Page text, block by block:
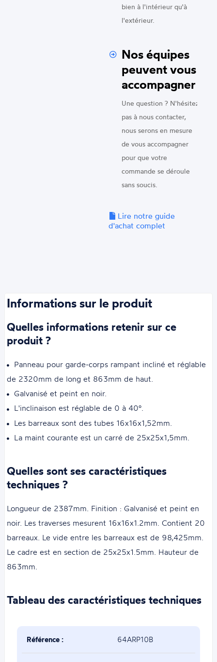
bien à l'intérieur qu'à
l'extérieur.
Nos équipes
peuvent vous
accompagner
Une question ? N'hésitez
pas à nous contacter,
nous serons en mesure
de vous accompagner
pour que votre
commande se déroule
sans soucis.
Lire notre guide
d'achat complet
Informations sur le produit
Quelles informations retenir sur ce
produit ?
Panneau pour garde-corps rampant incliné et réglable
de 2320mm de long et 863mm de haut.
Galvanisé et peint en noir.
L'inclinaison est réglable de 0 à 40°.
Les barreaux sont des tubes 16x16x1,52mm.
La maint courante est un carré de 25x25x1,5mm.
Quelles sont ses caractéristiques
techniques ?
Longueur de 2387mm. Finition : Galvanisé et peint en
noir. Les traverses mesurent 16x16x1.2mm. Contient 20
barreaux. Le vide entre les barreaux est de 98,425mm.
Le cadre est en section de 25x25x1.5mm. Hauteur de
863mm.
Tableau des caractéristiques techniques
Référence : 64ARP10B